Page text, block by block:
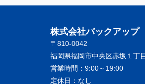
株式会社バックアップ
〒810-0042
福岡県福岡市中央区赤坂１丁
営業時間： 9:00～19:00
定休日： なし